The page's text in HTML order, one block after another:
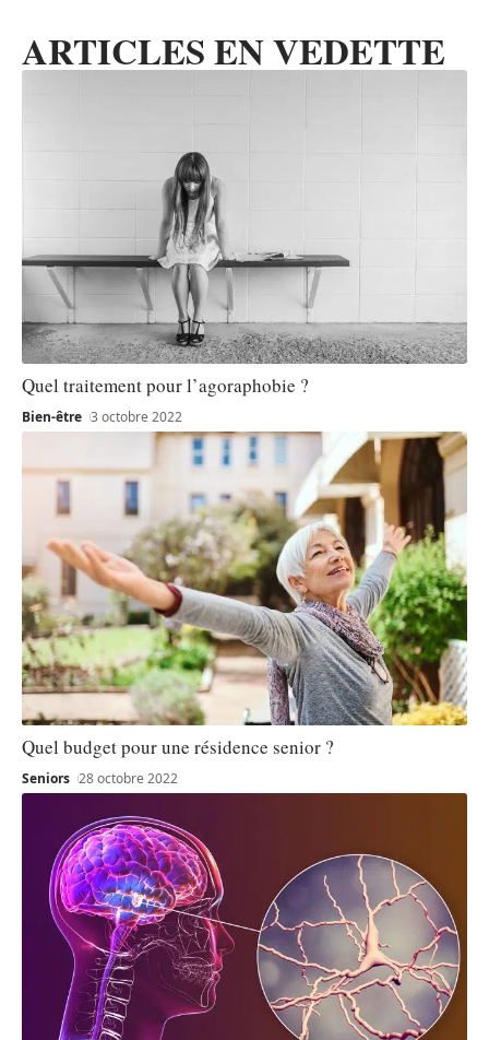
ARTICLES EN VEDETTE
Quel traitement pour l’agoraphobie ?
Bien-être 3 octobre 2022
Quel budget pour une résidence senior ?
Seniors 28 octobre 2022